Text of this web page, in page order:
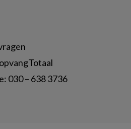
030 – 638 3736